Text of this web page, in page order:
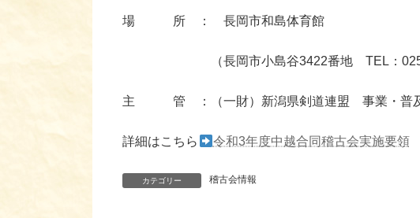
場 所 ： 長岡市和島体育館
（長岡市小島谷3422番地 TEL：0258-
主 管 ：（一財）新潟県剣道連盟 事業・普
詳細はこちら 令和3年度中越合同稽古会実施要領
カテゴリー 稽古会情報